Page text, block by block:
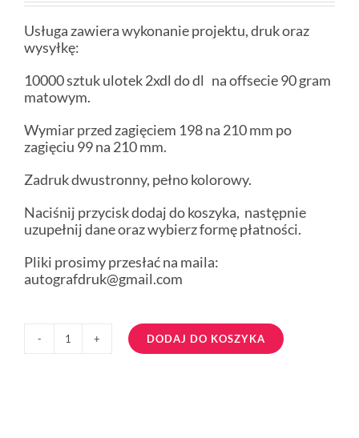
wynosiła:
650,00 zł.
wynosi:
600,00 zł.
Usługa zawiera wykonanie projektu, druk oraz
wysyłkę:
10000 sztuk ulotek 2xdl do dl na offsecie 90 gram
matowym.
Wymiar przed zagięciem 198 na 210 mm po
zagięciu 99 na 210 mm.
Zadruk dwustronny, pełno kolorowy.
Naciśnij przycisk dodaj do koszyka, następnie
uzupełnij dane oraz wybierz formę płatności.
Pliki prosimy przesłać na maila:
autografdruk@gmail.com
ilość
DODAJ DO KOSZYKA